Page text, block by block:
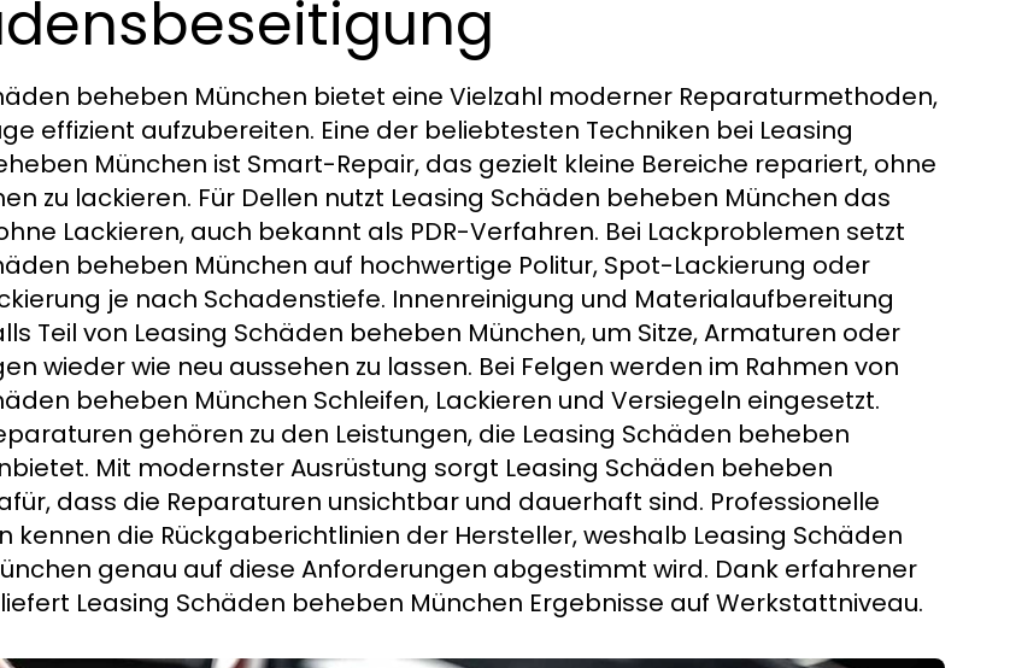
beheben München bietet eine Vielzahl moderner Reparaturmethoden,
effizient aufzubereiten. Eine der beliebtesten Techniken bei Leasing
München ist Smart-Repair, das gezielt kleine Bereiche repariert, ohne
zu lackieren. Für Dellen nutzt Leasing Schäden beheben München das
Lackieren, auch bekannt als PDR-Verfahren. Bei Lackproblemen setzt
beheben München auf hochwertige Politur, Spot-Lackierung oder
je nach Schadenstiefe. Innenreinigung und Materialaufbereitung
Teil von Leasing Schäden beheben München, um Sitze, Armaturen oder
wieder wie neu aussehen zu lassen. Bei Felgen werden im Rahmen von
beheben München Schleifen, Lackieren und Versiegeln eingesetzt.
gehören zu den Leistungen, die Leasing Schäden beheben
Mit modernster Ausrüstung sorgt Leasing Schäden beheben
dass die Reparaturen unsichtbar und dauerhaft sind. Professionelle
kennen die Rückgaberichtlinien der Hersteller, weshalb Leasing Schäden
genau auf diese Anforderungen abgestimmt wird. Dank erfahrener
Leasing Schäden beheben München Ergebnisse auf Werkstattniveau.